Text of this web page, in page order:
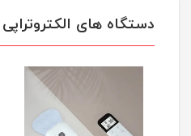
دستگاه های الکتروتراپی